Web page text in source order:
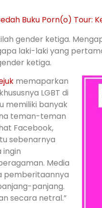
Buku Porn(o) Tour:
gender ketiga.
laki-laki yang
ketiga.
memaparkan
LGBT di
memiliki banyak
teman-teman
Facebook,
sebenarnya
Media
pemberitaannya
panjang.
secara netral.”